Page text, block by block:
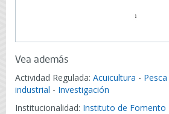
Vea además
Actividad Regulada: Acuicultura -
industrial - Investigación
Institucionalidad: Instituto de Fomento